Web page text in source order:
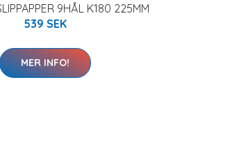
9HÅL K180 225MM
539 SEK
MER INFO!